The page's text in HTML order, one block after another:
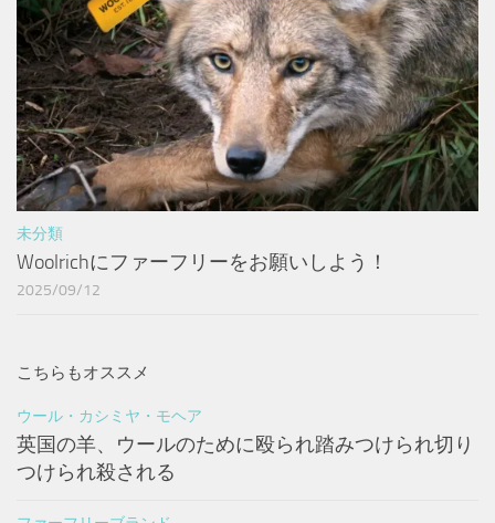
未分類
Woolrichにファーフリーをお願いしよう！
2025/09/12
こちらもオススメ
ウール・カシミヤ・モヘア
英国の羊、ウールのために殴られ踏みつけられ切り
つけられ殺される